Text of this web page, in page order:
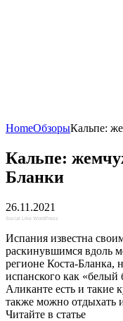
HomeОбзорыКальпе:
Кальпе:
Бланки
26.11.2021
Social Like WordPress
Испания известна
раскинувшимся вдоль
регионе Коста-Бланка,
испанского как «белый
Аликанте есть и такие
также можно отдыхать
Читайте в статье